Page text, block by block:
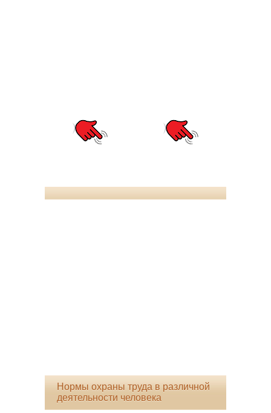
Нормы охраны труда в различной
деятельности человека